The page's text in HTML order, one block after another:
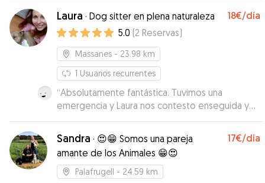
Laura · Dog sitter en plena naturaleza 18€/día
5.0 (2 Reservas)
Massanes - 23.98 km
1 Usuarios recurrentes
“Absolutamente fantástica. Tuvimos una
emergencia y Laura nos contesto enseguida y
recibió a Nevat el mismo día sin problema.
Nevat, como no, dos días fantásticos en
compañía de Kiara 🐶 y Laura con sus paseos
diarios por el bosque. Laura es una persona que
realmente ama a los animales y sabe lo que es
Sandra · 😍😁 Somos una pareja
amante de los Animales 😁😍
17€/día
Palafrugell - 24.59 km